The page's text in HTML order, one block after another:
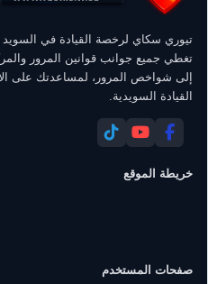
تيوري سكاي لرخصة القيادة في
تغطي جميع جوانب قوانين المرور
إلى شواخص المرور، لمساعدتك على
القيادة السويدية.
خريطة الموقع
صفحات المستخدم